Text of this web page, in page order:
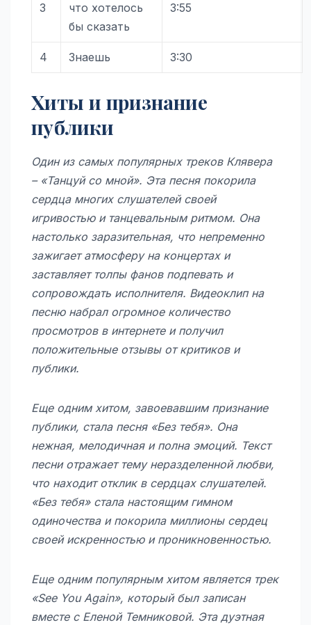
3
что хотелось
бы сказать
3:55
4 Знаешь 3:30
Хиты и признание
публики
Один из самых популярных треков Клявера
– «Танцуй со мной». Эта песня покорила
сердца многих слушателей своей
игривостью и танцевальным ритмом. Она
настолько заразительная, что непременно
зажигает атмосферу на концертах и
заставляет толпы фанов подпевать и
сопровождать исполнителя. Видеоклип на
песню набрал огромное количество
просмотров в интернете и получил
положительные отзывы от критиков и
публики.
Еще одним хитом, завоевавшим признание
публики, стала песня «Без тебя». Она
нежная, мелодичная и полна эмоций. Текст
песни отражает тему неразделенной любви,
что находит отклик в сердцах слушателей.
«Без тебя» стала настоящим гимном
одиночества и покорила миллионы сердец
своей искренностью и проникновенностью.
Еще одним популярным хитом является трек
«See You Again», который был записан
вместе с Еленой Темниковой. Эта дуэтная